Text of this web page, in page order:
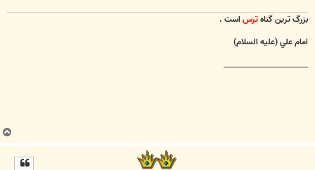
بزرگ ترين گناهترس است .
امام علي (عليه السلام)
________________________